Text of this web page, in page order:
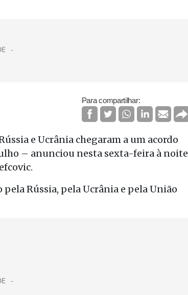
Para compartilhar:
e Ucrânia chegaram a um acordo
– anunciou nesta sexta-feira à noite
Rússia, pela Ucrânia e pela União